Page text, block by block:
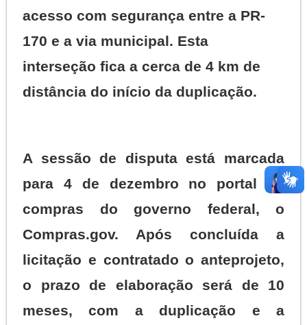
acesso com segurança entre a PR-
170 e a via municipal. Esta
interseção fica a cerca de 4 km de
distância do início da duplicação.
A sessão de disputa está marcada
para 4 de dezembro no portal de
compras do governo federal, o
Compras.gov. Após concluída a
licitação e contratado o anteprojeto,
o prazo de elaboração será de 10
meses, com a duplicação e a